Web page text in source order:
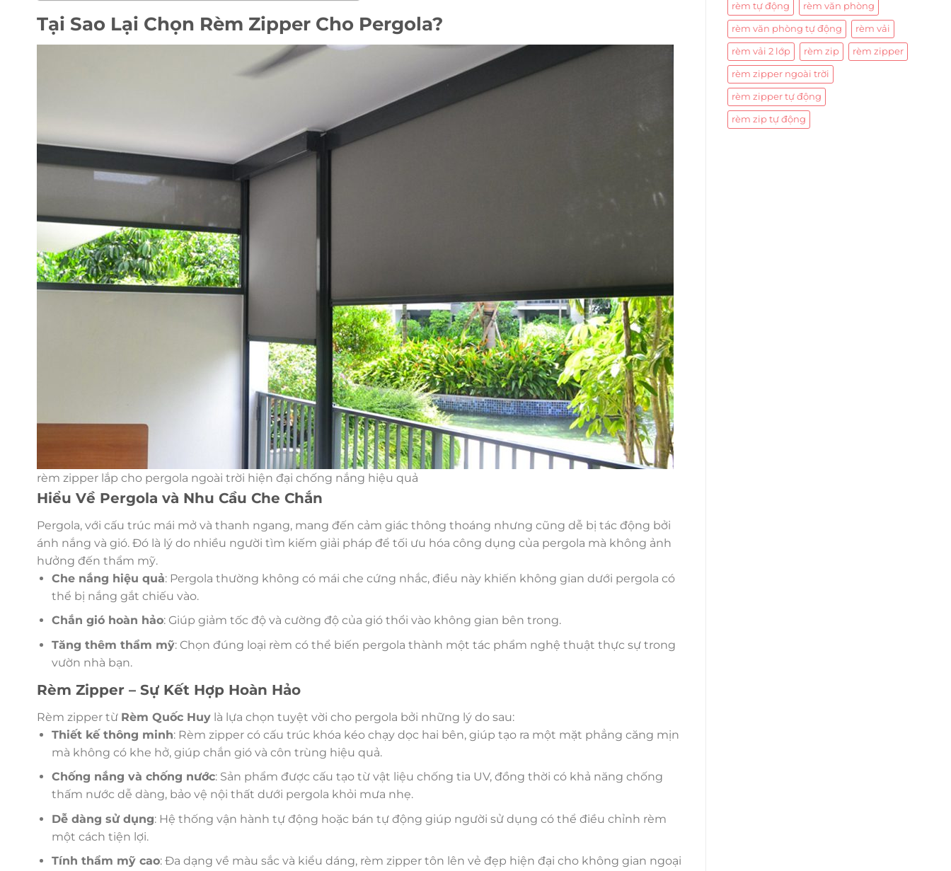
Tại Sao Lại Chọn Rèm Zipper Cho Pergola?
rèm zipper lắp cho pergola ngoài trời hiện đại chống nắng hiệu quả
Hiểu Về Pergola và Nhu Cầu Che Chắn
Pergola, với cấu trúc mái mở và thanh ngang, mang đến cảm giác thông thoáng nhưng cũng dễ bị tác động bởi
ánh nắng và gió. Đó là lý do nhiều người tìm kiếm giải pháp để tối ưu hóa công dụng của pergola mà không ảnh
hưởng đến thẩm mỹ.
Che nắng hiệu quả: Pergola thường không có mái che cứng nhắc, điều này khiến không gian dưới pergola có
thể bị nắng gắt chiếu vào.
Chắn gió hoàn hảo: Giúp giảm tốc độ và cường độ của gió thổi vào không gian bên trong.
Tăng thêm thẩm mỹ: Chọn đúng loại rèm có thể biến pergola thành một tác phẩm nghệ thuật thực sự trong
vườn nhà bạn.
Rèm Zipper – Sự Kết Hợp Hoàn Hảo
Rèm zipper từ Rèm Quốc Huy là lựa chọn tuyệt vời cho pergola bởi những lý do sau:
Thiết kế thông minh: Rèm zipper có cấu trúc khóa kéo chạy dọc hai bên, giúp tạo ra một mặt phẳng căng mịn
mà không có khe hở, giúp chắn gió và côn trùng hiệu quả.
Chống nắng và chống nước: Sản phẩm được cấu tạo từ vật liệu chống tia UV, đồng thời có khả năng chống
thấm nước dễ dàng, bảo vệ nội thất dưới pergola khỏi mưa nhẹ.
Dễ dàng sử dụng: Hệ thống vận hành tự động hoặc bán tự động giúp người sử dụng có thể điều chỉnh rèm
một cách tiện lợi.
Tính thẩm mỹ cao: Đa dạng về màu sắc và kiểu dáng, rèm zipper tôn lên vẻ đẹp hiện đại cho không gian ngoại
rèm tự động rèm văn phòng
rèm văn phòng tự động rèm vải
rèm vải 2 lớp rèm zip rèm zipper
rèm zipper ngoài trời
rèm zipper tự động
rèm zip tự động